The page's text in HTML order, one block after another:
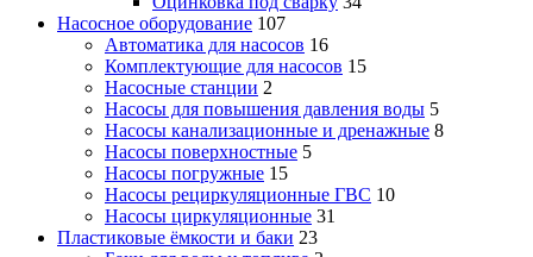
Насосное оборудование 107
Автоматика для насосов 16
Комплектующие для насосов 15
Насосные станции 2
Насосы для повышения давления воды 5
Насосы канализационные и дренажные 8
Насосы поверхностные 5
Насосы погружные 15
Насосы рециркуляционные ГВС 10
Насосы циркуляционные 31
Пластиковые ёмкости и баки 23